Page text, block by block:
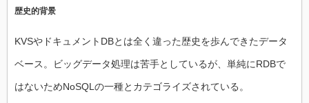
歴史的背景
KVSやドキュメントDBとは全く違った歴史を歩んできたデータ
ベース。ビッグデータ処理は苦手としているが、単純にRDBで
はないためNoSQLの一種とカテゴライズされている。